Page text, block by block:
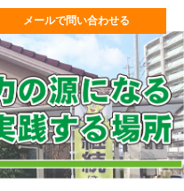
メールで問い合わせる